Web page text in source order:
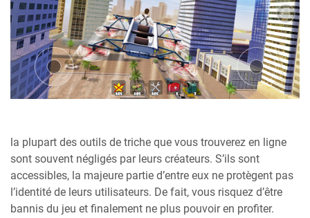
la plupart des outils de triche que vous trouverez en ligne
sont souvent négligés par leurs créateurs. S’ils sont
accessibles, la majeure partie d’entre eux ne protègent pas
l’identité de leurs utilisateurs. De fait, vous risquez d’être
bannis du jeu et finalement ne plus pouvoir en profiter.